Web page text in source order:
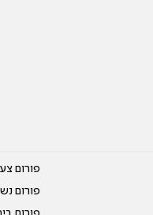
פורום
פורום